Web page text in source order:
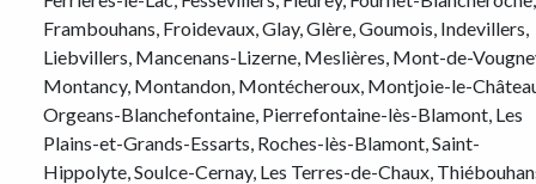
Frambouhans, Froidevaux, Glay, Glère, Goumois, Indevillers,
Liebvillers, Mancenans-Lizerne, Meslières, Mont-de-
Montancy, Montandon, Montécheroux, Montjoie-le-
Orgeans-Blanchefontaine, Pierrefontaine-lès-Blamont, Les
Plains-et-Grands-Essarts, Roches-lès-Blamont, Saint-
Hippolyte, Soulce-Cernay, Les Terres-de-Chaux,